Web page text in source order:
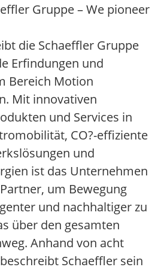
Gruppe – We pioneer
die Schaeffler Gruppe
Erfindungen und
Bereich Motion
Mit innovativen
und Services in
CO?-effiziente
und
ist das Unternehmen
um Bewegung
und nachhaltiger zu
über den gesamten
Anhand von acht
Schaeffler sein